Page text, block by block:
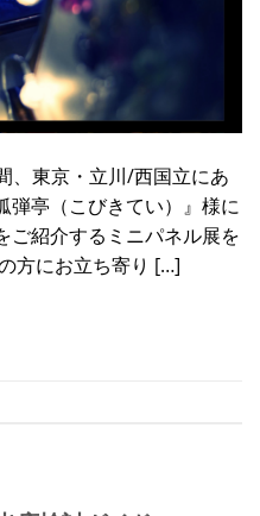
、東京・立川/西国立にあ
弾亭（こびきてい）』様に
ご紹介するミニパネル展を
方にお立ち寄り […]